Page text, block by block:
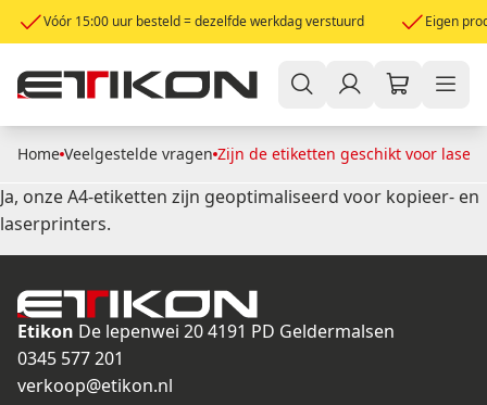
Vóór 15:00 uur besteld = dezelfde werkdag verstuurd Eigen
Home Veelgestelde vragen Zijn de etiketten geschikt voor
Ja, onze A4-etiketten zijn geoptimaliseerd voor kopieer- en
laserprinters.
Etikon De lepenwei 204191 PD Geldermalsen
0345 577 201
verkoop@etikon.nl